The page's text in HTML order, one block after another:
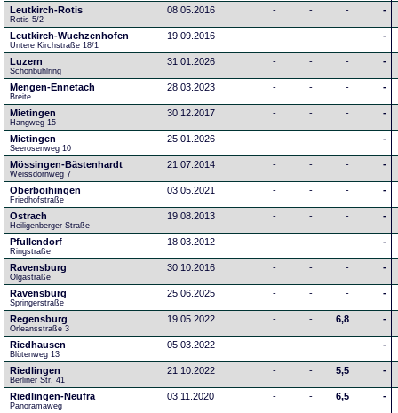
Leutkirch-Rotis
Rotis 5/2
08.05.2016 - - - -
Leutkirch-Wuchzenhofen
Untere Kirchstraße 18/1
19.09.2016 - - - -
Luzern
Schönbühlring
31.01.2026 - - - -
Mengen-Ennetach
Breite
28.03.2023 - - - -
Mietingen
Hangweg 15
30.12.2017 - - - -
Mietingen
Seerosenweg 10
25.01.2026 - - - -
Mössingen-Bästenhardt
Weissdornweg 7
21.07.2014 - - - -
Oberboihingen
Friedhofstraße
03.05.2021 - - - -
Ostrach
Heiligenberger Straße
19.08.2013 - - - -
Pfullendorf
Ringstraße
18.03.2012 - - - -
Ravensburg
Olgastraße
30.10.2016 - - - -
Ravensburg
Springerstraße
25.06.2025 - - - -
Regensburg
Orleansstraße 3
19.05.2022 - - 6,8 -
Riedhausen
Blütenweg 13
05.03.2022 - - - -
Riedlingen
Berliner Str. 41
21.10.2022 - - 5,5 -
Riedlingen-Neufra
Panoramaweg
03.11.2020 - - 6,5 -